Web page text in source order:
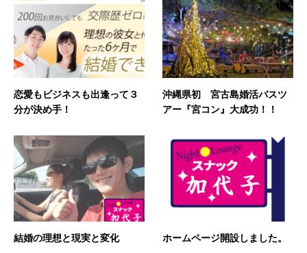
恋愛もビジネスも出逢って３
分が決め手！
沖縄県初 宮古島婚活バスツ
アー『宮コン』大成功！！
結婚の理想と現実と変化 ホームページ開設しました。